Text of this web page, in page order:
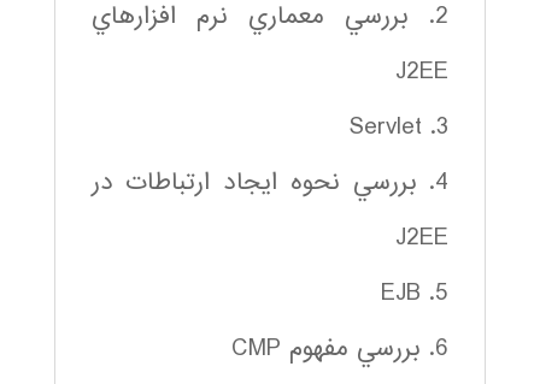
2. بررسي معماري نرم افزارهاي
J2EE
3. Servlet
4. بررسي نحوه ايجاد ارتباطات در
J2EE
5. EJB
6. بررسي مفهوم CMP